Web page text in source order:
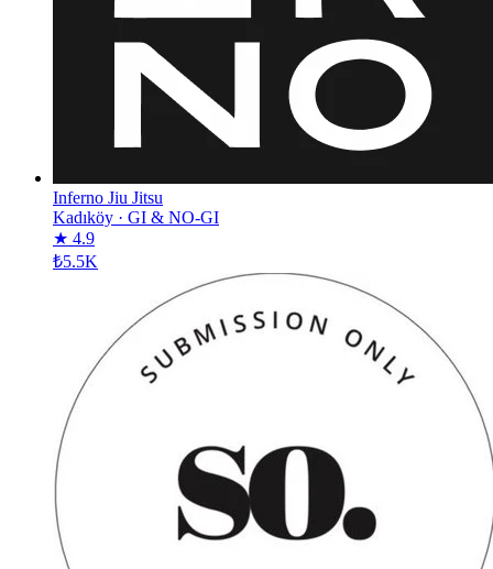
Inferno Jiu Jitsu
Kadıköy · GI & NO-GI
★ 4.9
₺5.5K